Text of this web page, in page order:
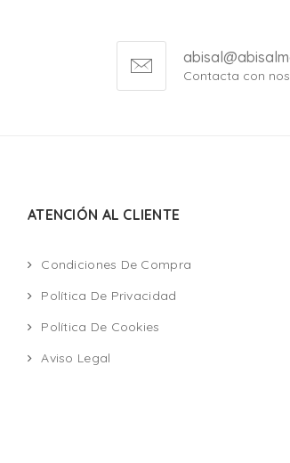
Contacta con
ATENCIÓN AL CLIENTE
Condiciones De Compra
Política De Privacidad
Política De Cookies
Aviso Legal